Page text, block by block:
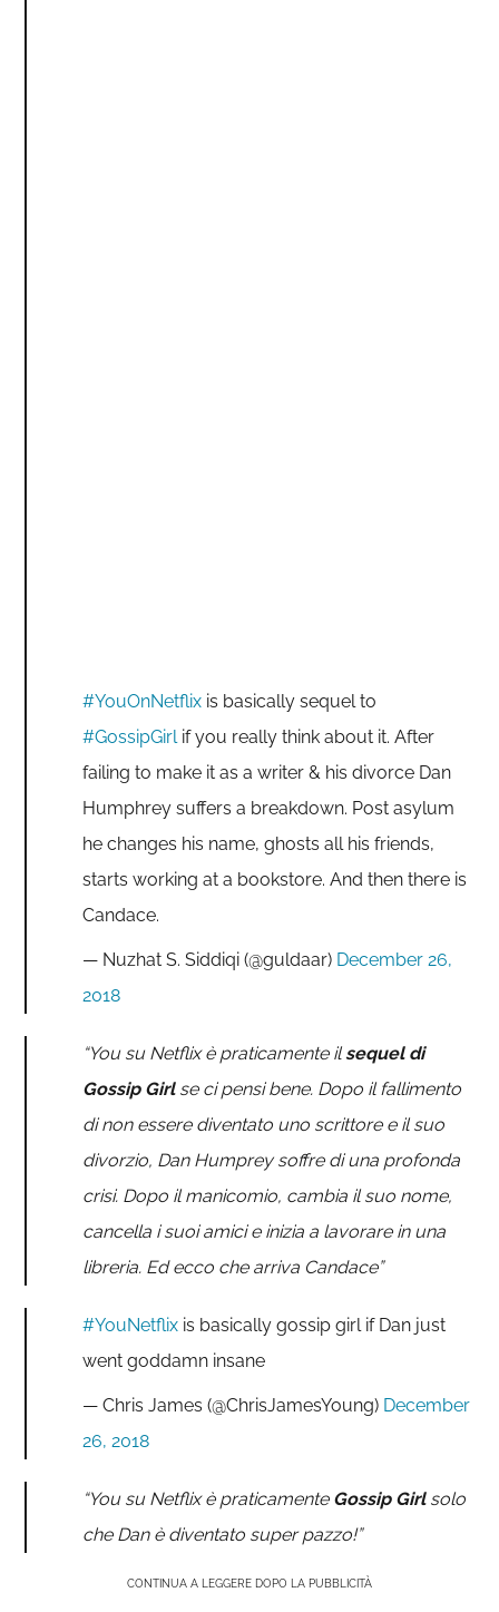
#YouOnNetflix is basically sequel to
#GossipGirlif you really think about it. After
failing to make it as a writer & his divorce Dan
Humphrey suffers a breakdown. Post asylum
he changes his name, ghosts all his friends,
starts working at a bookstore. And then there is
Candace.
— Nuzhat S. Siddiqi (@guldaar) December 26,
2018
“You su Netflix è praticamente ilsequel di
Gossip Girlse ci pensi bene. Dopo il fallimento
di non essere diventato uno scrittore e il suo
divorzio, Dan Humprey soffre di una profonda
crisi. Dopo il manicomio, cambia il suo nome,
cancella i suoi amici e inizia a lavorare in una
libreria. Ed ecco che arriva Candace”
#YouNetflix is basically gossip girl if Dan just
went goddamn insane
— Chris James (@ChrisJamesYoung) December
26, 2018
“You su Netflix è praticamente Gossip Girlsolo
che Dan è diventato super pazzo!”
CONTINUA A LEGGERE DOPO LA PUBBLICITÀ